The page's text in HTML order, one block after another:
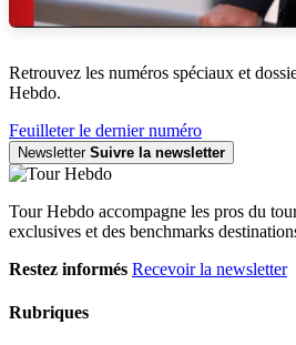
Retrouvez les numéros spéciaux et
Hebdo.
Feuilleter le dernier numéro
Newsletter Suivre la newsletter
Tour Hebdo accompagne les pros du
exclusives et des benchmarks
Restez informés Recevoir la newsletter
Rubriques